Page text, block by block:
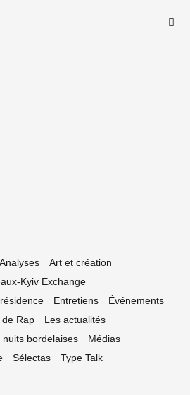
Analyses
Art et création
Kyiv Exchange
Entretiens
Événements
de Rap
Les actualités
nuits bordelaises
Médias
Sélectas Type Talk